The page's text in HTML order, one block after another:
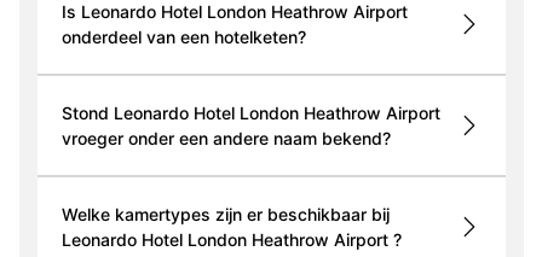
Is Leonardo Hotel London Heathrow Airport
onderdeel van een hotelketen?
Stond Leonardo Hotel London Heathrow Airport
vroeger onder een andere naam bekend?
Welke kamertypes zijn er beschikbaar bij
Leonardo Hotel London Heathrow Airport ?